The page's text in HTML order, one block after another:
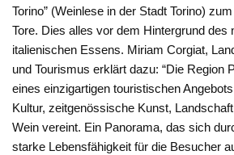
Torino” (Weinlese in der Stadt Torino)
Tore. Dies alles vor dem Hintergrund des
italienischen Essens. Miriam Corgiat,
und Tourismus erklärt dazu: “Die Region
eines einzigartigen touristischen
Kultur, zeitgenössische Kunst,
Wein vereint. Ein Panorama, das sich
starke Lebensfähigkeit für die Besucher